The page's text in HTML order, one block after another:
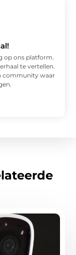
op ons platform.
te vertellen.
community waar